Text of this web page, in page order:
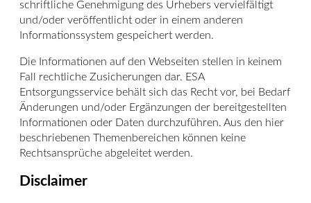
schriftliche Genehmigung des Urhebers vervielfältigt
und/oder veröffentlicht oder in einem anderen
Informationssystem gespeichert werden.
Die Informationen auf den Webseiten stellen in keinem
Fall rechtliche Zusicherungen dar. ESA
Entsorgungsservice behält sich das Recht vor, bei Bedarf
Änderungen und/oder Ergänzungen der bereitgestellten
Informationen oder Daten durchzuführen. Aus den hier
beschriebenen Themenbereichen können keine
Rechtsansprüche abgeleitet werden.
Disclaimer